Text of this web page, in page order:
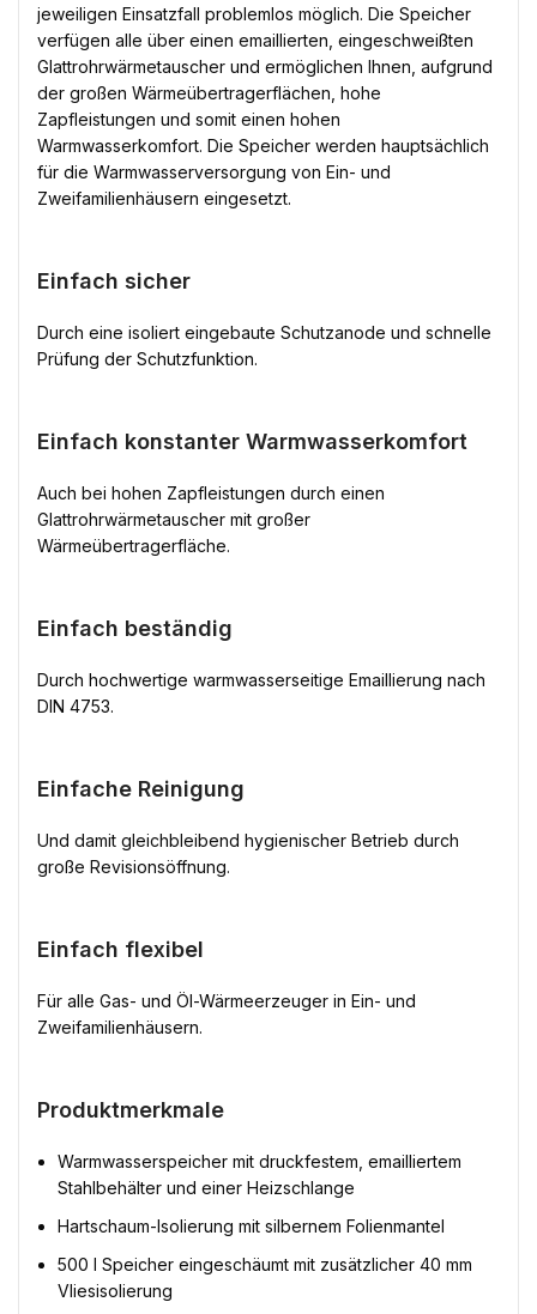
jeweiligen Einsatzfall problemlos möglich. Die Speicher
verfügen alle über einen emaillierten, eingeschweißten
Glattrohrwärmetauscher und ermöglichen Ihnen, aufgrund
der großen Wärmeübertragerflächen, hohe
Zapfleistungen und somit einen hohen
Warmwasserkomfort. Die Speicher werden hauptsächlich
für die Warmwasserversorgung von Ein- und
Zweifamilienhäusern eingesetzt.
Einfach sicher
Durch eine isoliert eingebaute Schutzanode und schnelle
Prüfung der Schutzfunktion.
Einfach konstanter Warmwasserkomfort
Auch bei hohen Zapfleistungen durch einen
Glattrohrwärmetauscher mit großer
Wärmeübertragerfläche.
Einfach beständig
Durch hochwertige warmwasserseitige Emaillierung nach
DIN 4753.
Einfache Reinigung
Und damit gleichbleibend hygienischer Betrieb durch
große Revisionsöffnung.
Einfach flexibel
Für alle Gas- und Öl-Wärmeerzeuger in Ein- und
Zweifamilienhäusern.
Produktmerkmale
Warmwasserspeicher mit druckfestem, emailliertem
Stahlbehälter und einer Heizschlange
Hartschaum-Isolierung mit silbernem Folienmantel
500 l Speicher eingeschäumt mit zusätzlicher 40 mm
Vliesisolierung